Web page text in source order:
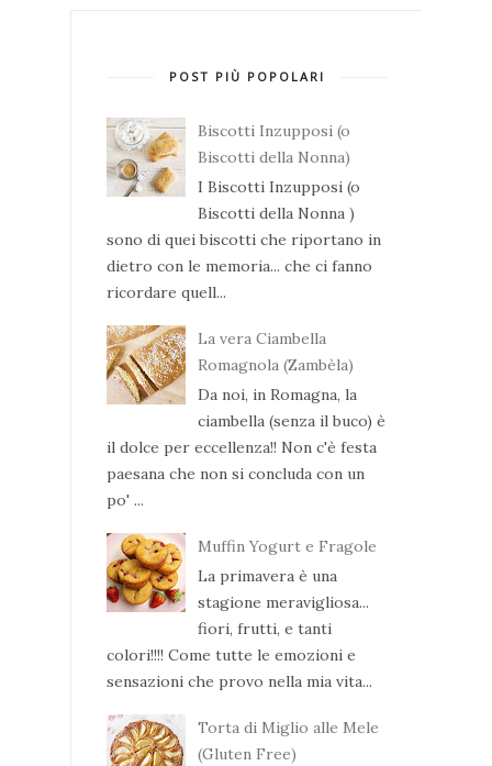
POST PIÙ POPOLARI
Biscotti Inzupposi (o
Biscotti della Nonna)
I Biscotti Inzupposi (o
Biscotti della Nonna )
sono di quei biscotti che riportano in
dietro con le memoria... che ci fanno
ricordare quell...
La vera Ciambella
Romagnola (Zambèla)
Da noi, in Romagna, la
ciambella (senza il buco) è
il dolce per eccellenza!! Non c'è festa
paesana che non si concluda con un
po' ...
Muffin Yogurt e Fragole
La primavera è una
stagione meravigliosa...
fiori, frutti, e tanti
colori!!!! Come tutte le emozioni e
sensazioni che provo nella mia vita...
Torta di Miglio alle Mele
(Gluten Free)